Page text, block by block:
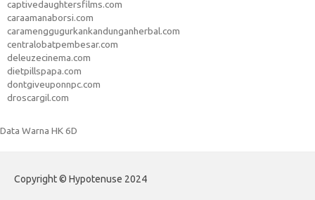
captivedaughtersfilms.com
caraamanaborsi.com
caramenggugurkankandunganherbal.com
centralobatpembesar.com
deleuzecinema.com
dietpillspapa.com
dontgiveuponnpc.com
droscargil.com
Data Warna HK 6D
Copyright © Hypotenuse 2024